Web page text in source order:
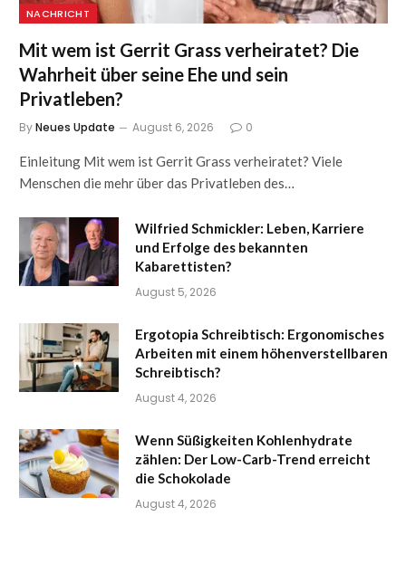
NACHRICHT
Mit wem ist Gerrit Grass verheiratet? Die
Wahrheit über seine Ehe und sein
Privatleben?
ByNeues Update August 6, 2026 0
Einleitung Mit wem ist Gerrit Grass verheiratet? Viele
Menschen die mehr über das Privatleben des…
Wilfried Schmickler: Leben, Karriere
und Erfolge des bekannten
Kabarettisten?
August 5, 2026
Ergotopia Schreibtisch: Ergonomisches
Arbeiten mit einem höhenverstellbaren
Schreibtisch?
August 4, 2026
Wenn Süßigkeiten Kohlenhydrate
zählen: Der Low-Carb-Trend erreicht
die Schokolade
August 4, 2026